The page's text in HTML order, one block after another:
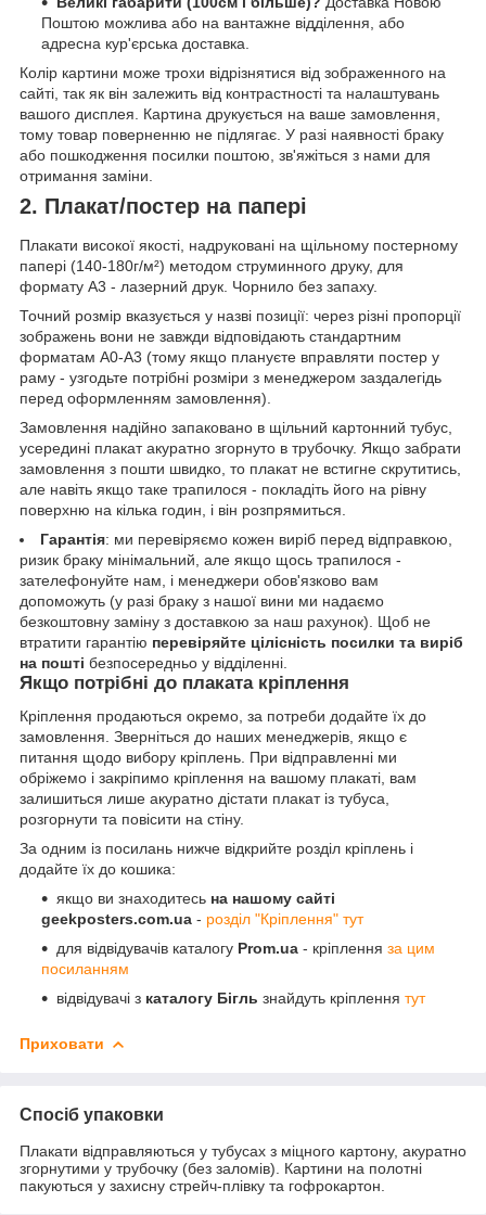
Поштою можлива або на вантажне відділення, або
адресна кур'єрська доставка.
Колір картини може трохи відрізнятися від зображенного на
сайті, так як він залежить від контрастності та налаштувань
вашого дисплея. Картина друкується на ваше замовлення,
тому товар поверненню не підлягає. У разі наявності браку
або пошкодження посилки поштою, зв'яжіться з нами для
отримання заміни.
2. Плакат/постер на папері
Плакати високої якості, надруковані на щільному постерному
папері (140-180г/м²) методом струминного друку, для
формату А3 - лазерний друк. Чорнило без запаху.
Точний розмір вказується у назві позиції: через різні пропорції
зображень вони не завжди відповідають стандартним
форматам А0-А3 (тому якщо плануєте вправляти постер у
раму - узгодьте потрібні розміри з менеджером заздалегідь
перед оформленням замовлення).
Замовлення надійно запаковано в щільний картонний тубус,
усередині плакат акуратно згорнуто в трубочку. Якщо забрати
замовлення з пошти швидко, то плакат не встигне скрутитись,
але навіть якщо таке трапилося - покладіть його на рівну
поверхню на кілька годин, і він розпрямиться.
Гарантія: ми перевіряємо кожен виріб перед відправкою,
ризик браку мінімальний, але якщо щось трапилося -
зателефонуйте нам, і менеджери обов'язково вам
допоможуть (у разі браку з нашої вини ми надаємо
безкоштовну заміну з доставкою за наш рахунок). Щоб не
втратити гарантію перевіряйте цілісність посилки та виріб
на пошті безпосередньо у відділенні.
Якщо потрібні до плаката кріплення
Кріплення продаються окремо, за потреби додайте їх до
замовлення. Зверніться до наших менеджерів, якщо є
питання щодо вибору кріплень. При відправленні ми
обріжемо і закріпимо кріплення на вашому плакаті, вам
залишиться лише акуратно дістати плакат із тубуса,
розгорнути та повісити на стіну.
За одним із посилань нижче відкрийте розділ кріплень і
додайте їх до кошика:
якщо ви знаходитесь на нашому сайті
geekposters.com.ua - розділ "Кріплення" тут
для відвідувачів каталогу Prom.ua - кріплення за цим
посиланням
відвідувачі з каталогу Бігль знайдуть кріплення тут
Приховати
Спосіб упаковки
Плакати відправляються у тубусах з міцного картону, акуратно
згорнутими у трубочку (без заломів). Картини на полотні
пакуються у захисну стрейч-плівку та гофрокартон.